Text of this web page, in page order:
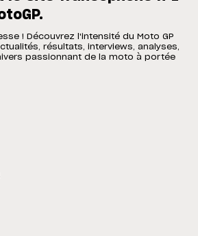
! Découvrez l'intensité du Moto GP
résultats, interviews, analyses,
passionnant de la moto à portée